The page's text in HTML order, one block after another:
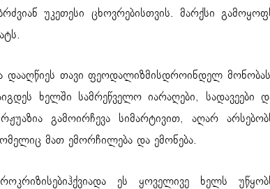
უკეთესი ცხოვრებისთვის. მარქსი
თავი ფეოდალიზმისდროინდელ
ხელში სამრეწველო იარაღები, სადავეები
გამოირჩევა სიმარტივით, აღარ
მათ ემორჩილება და ემონება.
ეს ყოველივე ხელს